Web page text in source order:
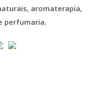
aromaterapia,
perfumaria.